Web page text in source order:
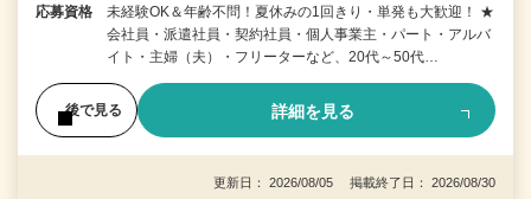
応募資格
未経験OK＆年齢不問！夏休みの1回きり・単発も大歓迎！ ★
会社員・派遣社員・契約社員・個人事業主・パート・アルバ
イト・主婦（夫）・フリーターなど、20代～50代…
後で見る 詳細を見る
更新日： 2026/08/05 掲載終了日： 2026/08/30